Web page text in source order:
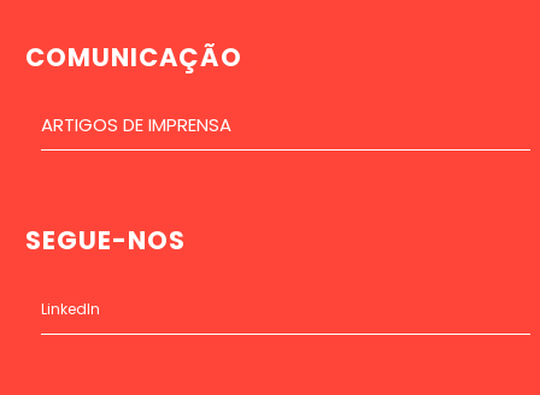
COMUNICAÇÃO
ARTIGOS DE IMPRENSA
SEGUE-NOS
LinkedIn